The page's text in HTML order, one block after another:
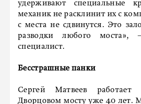
удерживают специальные
механик не расклинит их с
с места не сдвинутся. Это
разводки любого моста»,
специалист.
Бесстрашные панки
Сергей Матвеев
Дворцовом мосту уже 40 лет.